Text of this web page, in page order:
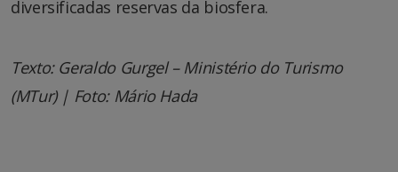
diversificadas reservas da biosfera.
Texto: Geraldo Gurgel – Ministério do Turismo
(MTur) | Foto: Mário Hada